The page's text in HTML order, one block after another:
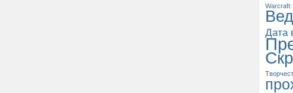
Дата